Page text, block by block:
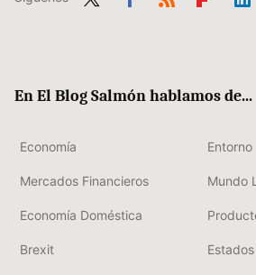
En El Blog Salmón hablamos de...
Economía Entorno
Mercados Financieros Mundo
Economía Doméstica
Brexit